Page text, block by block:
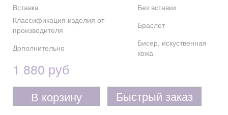
Вставка
Без вставки
Классификация изделия от
производителя
Браслет
Дополнительно
Бисер, искуственная
кожа
1 880 руб
В корзину Быстрый заказ